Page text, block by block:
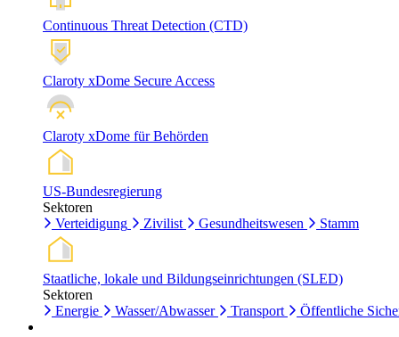
Continuous Threat Detection (CTD)
Claroty xDome Secure Access
Claroty xDome für Behörden
US-Bundesregierung
Sektoren
Verteidigung
Zivilist Gesundheitswesen Stamm
Staatliche, lokale und Bildungseinrichtungen (SLED)
Sektoren
Energie
Wasser/Abwasser Transport Öffentliche